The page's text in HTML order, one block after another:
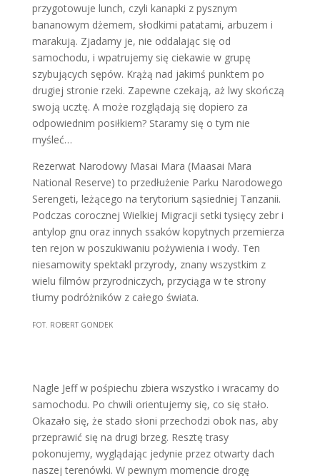
przygotowuje lunch, czyli kanapki z pysznym
bananowym dżemem, słodkimi patatami, arbuzem i
marakują. Zjadamy je, nie oddalając się od
samochodu, i wpatrujemy się ciekawie w grupę
szybujących sępów. Krążą nad jakimś punktem po
drugiej stronie rzeki. Zapewne czekają, aż lwy skończą
swoją ucztę. A może rozglądają się dopiero za
odpowiednim posiłkiem? Staramy się o tym nie
myśleć…
Rezerwat Narodowy Masai Mara (Maasai Mara
National Reserve) to przedłużenie Parku Narodowego
Serengeti, leżącego na terytorium sąsiedniej Tanzanii.
Podczas corocznej Wielkiej Migracji setki tysięcy zebr i
antylop gnu oraz innych ssaków kopytnych przemierza
ten rejon w poszukiwaniu pożywienia i wody. Ten
niesamowity spektakl przyrody, znany wszystkim z
wielu filmów przyrodniczych, przyciąga w te strony
tłumy podróżników z całego świata.
FOT. ROBERT GONDEK
Nagle Jeff w pośpiechu zbiera wszystko i wracamy do
samochodu. Po chwili orientujemy się, co się stało.
Okazało się, że stado słoni przechodzi obok nas, aby
przeprawić się na drugi brzeg. Resztę trasy
pokonujemy, wyglądając jedynie przez otwarty dach
naszej terenówki. W pewnym momencie drogę